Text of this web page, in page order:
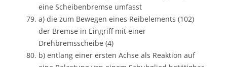
eine Scheibenbremse umfasst
a) die zum Bewegen eines Reibelements (102)
der Bremse in Eingriff mit einer
Drehbremsscheibe (4)
b) entlang einer ersten Achse als Reaktion auf